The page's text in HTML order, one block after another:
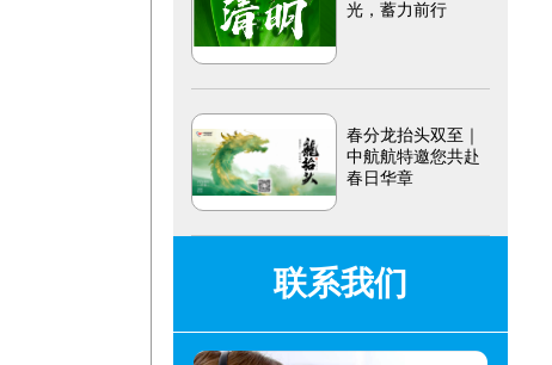
光，蓄力前行
春分龙抬头双至｜
中航航特邀您共赴
春日华章
联系我们